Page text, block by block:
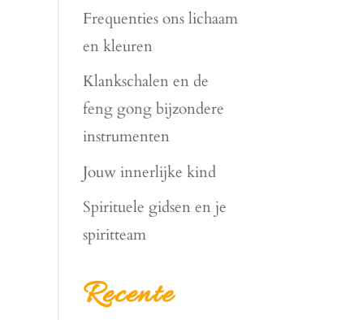
Frequenties ons lichaam
en kleuren
Klankschalen en de
feng gong bijzondere
instrumenten
Jouw innerlijke kind
Spirituele gidsen en je
spiritteam
Recente